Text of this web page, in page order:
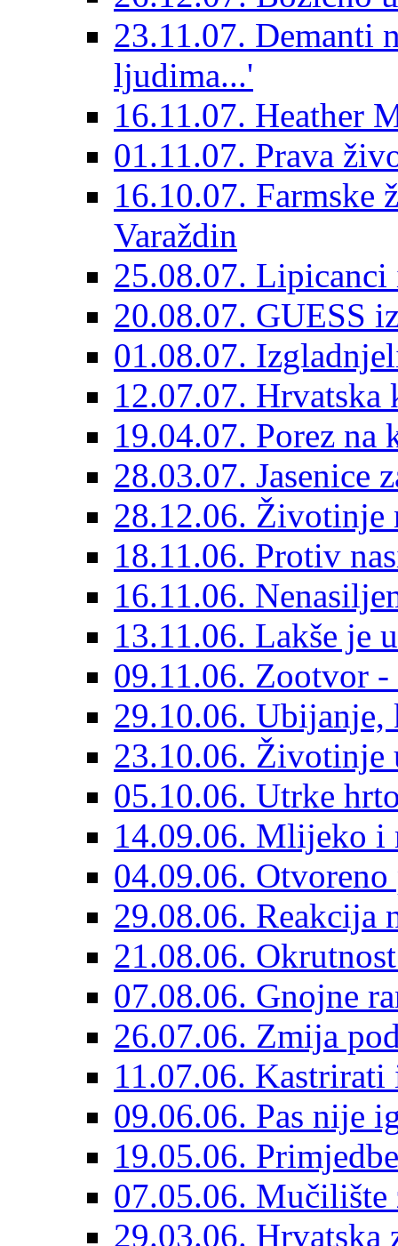
23.11.07. Demanti
ljudima...'
16.11.07. Heather
01.11.07. Prava
16.10.07. Farmske
Varaždin
25.08.07.
20.08.07. GUESS
01.08.07.
12.07.07.
19.04.07. Porez na
28.03.07. Jasenice
28.12.06. Životinje
18.11.06. Protiv
16.11.06.
13.11.06. Lakše je
09.11.06. Zootvor
29.10.06. Ubijanje,
23.10.06. Životinje
05.10.06. Utrke
14.09.06. Mlijeko i
04.09.06.
29.08.06. Reakcija
21.08.06.
07.08.06. Gnojne
26.07.06. Zmija
11.07.06.
09.06.06. Pas nije
19.05.06.
07.05.06.
29.03.06. Hrvatska